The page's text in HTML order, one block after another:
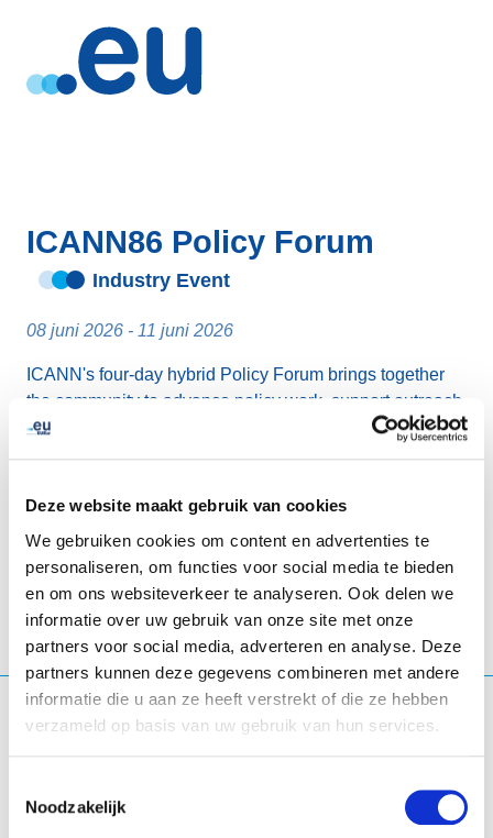
Deze website maakt gebruik van cookies
We gebruiken cookies om content en advertenties te
personaliseren, om functies voor social media te bieden
en om ons websiteverkeer te analyseren. Ook delen we
informatie over uw gebruik van onze site met onze
partners voor social media, adverteren en analyse. Deze
partners kunnen deze gegevens combineren met andere
informatie die u aan ze heeft verstrekt of die ze hebben
verzameld op basis van uw gebruik van hun services.
Noodzakelijk
ICANN86 Policy Forum
Industry Event
08 juni 2026 - 11 juni 2026
ICANN's four-day hybrid Policy Forum brings together
the community to advance policy work, support outreach,
and connect through daily networking opportunities.
Seville - Spanje
Waar ben je naar op zoek?